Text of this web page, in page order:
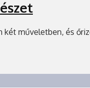
két műveletben, és